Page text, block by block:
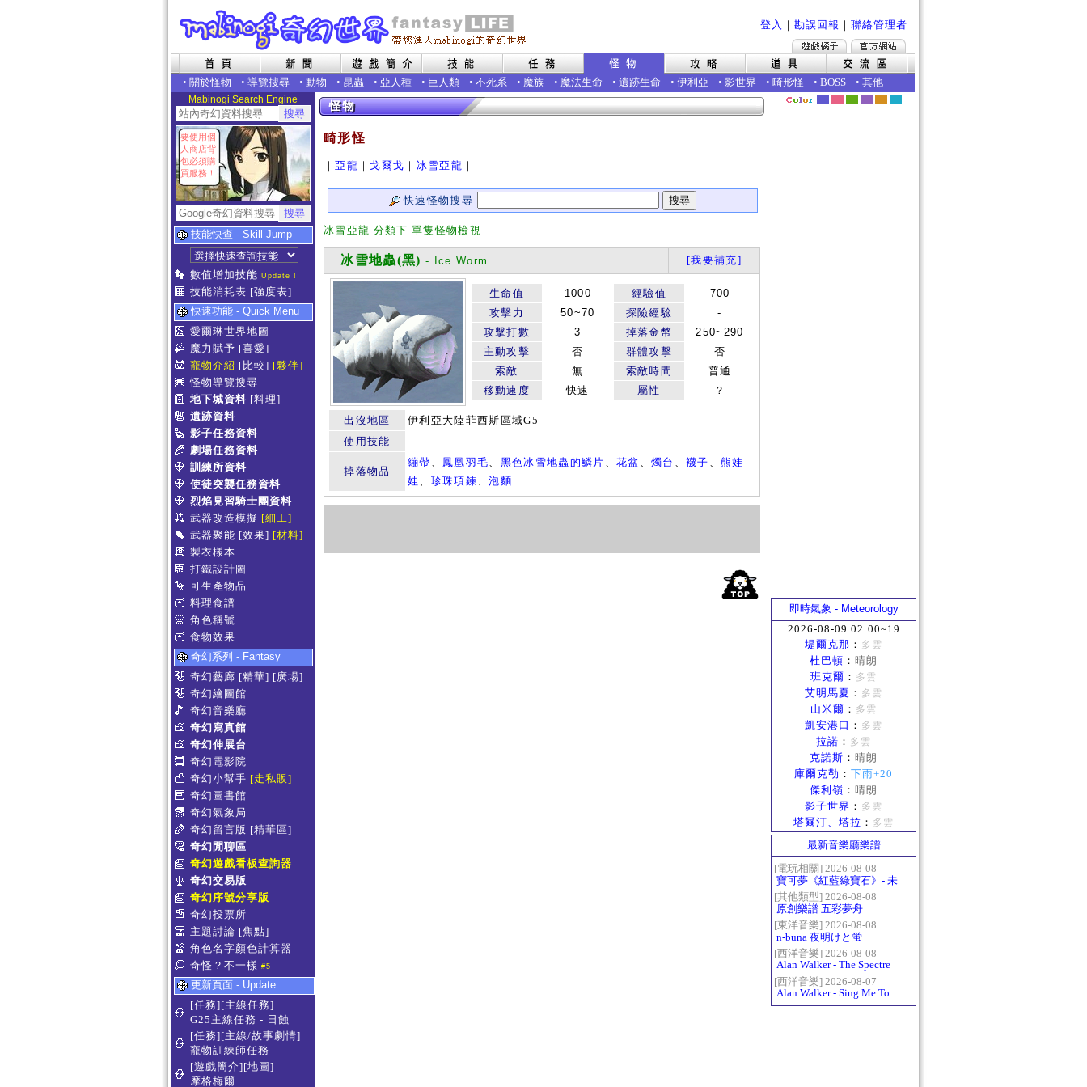
登入 ｜ 勘誤回報 ｜ 聯絡管理者
• 關於怪物 • 導覽搜尋 • 動物 • 昆蟲 • 亞人種 • 巨人類 • 不死系 • 魔族 • 魔法生命 • 遺跡生命 • 伊利亞 • 影世界 • 畸形怪 • BOSS • 其他
Mabinogi Search Engine
要使用個
人商店背
包必須購
買服務！
技能快查 - Skill Jump
數值增加技能 Update !
技能消耗表 [強度表]
快速功能 - Quick Menu
愛爾琳世界地圖
魔力賦予 [喜愛]
寵物介紹 [比較] [夥伴]
怪物導覽搜尋
地下城資料 [料理]
遺跡資料
影子任務資料
劇場任務資料
訓練所資料
使徒突襲任務資料
烈焰見習騎士團資料
武器改造模擬 [細工]
武器聚能 [效果] [材料]
製衣樣本
打鐵設計圖
可生產物品
料理食譜
角色稱號
食物效果
奇幻系列 - Fantasy
奇幻藝廊 [精華] [廣場]
奇幻繪圖館
奇幻音樂廳
奇幻寫真館
奇幻伸展台
奇幻電影院
奇幻小幫手 [走私販]
奇幻圖書館
奇幻氣象局
奇幻留言版 [精華區]
奇幻閒聊區
奇幻遊戲看板查詢器
奇幻交易版
奇幻序號分享版
奇幻投票所
主題討論 [焦點]
角色名字顏色計算器
奇怪？不一樣 #5
更新頁面 - Update
[任務][主線任務]
G25主線任務 - 日蝕
[任務][主線/故事劇情]
寵物訓練師任務
[遊戲簡介][地圖]
摩格梅爾
畸形怪
｜亞龍 ｜戈爾戈 ｜ 冰雪亞龍 ｜
快速怪物搜尋
冰雪亞龍 分類下 單隻怪物檢視
冰雪地蟲(黑) - Ice Worm [我要補充]
生命值 1000 經驗值
700
攻擊力
50~70 探險經驗
-
攻擊打數
3 掉落金幣
250~290
主動攻擊
否 群體攻擊
否
索敵
無 索敵時間
普通
移動速度
快速 屬性 ？
出沒地區
伊利亞大陸菲西斯區域G5
使用技能
掉落物品
繃帶 、 鳳凰羽毛、 黑色冰雪地蟲的鱗片 、花盆 、燭台 、襪子 、熊娃
娃、 珍珠項鍊 、泡麵
即時氣象 - Meteorology
2026-08-09 02:00~19
堤爾克那 ： 多雲
杜巴頓 ： 晴朗
班克爾 ： 多雲
艾明馬夏 ： 多雲
山米爾 ： 多雲
凱安港口 ： 多雲
拉諾 ： 多雲
克諾斯 ： 晴朗
庫爾克勒 ： 下雨+20
傑利嶺 ： 晴朗
影子世界 ： 多雲
塔爾汀、塔拉 ： 多雲
最新音樂廳樂譜
[電玩相關] 2026-08-08
寶可夢《紅藍綠寶石》- 未
白鎮BGM (Littleroot Town)
[其他類型] 2026-08-08
原創樂譜 五彩夢舟
[東洋音樂] 2026-08-08
n-buna 夜明けと蛍
[西洋音樂] 2026-08-08
Alan Walker - The Spectre
[西洋音樂] 2026-08-07
Alan Walker - Sing Me To
Sleep